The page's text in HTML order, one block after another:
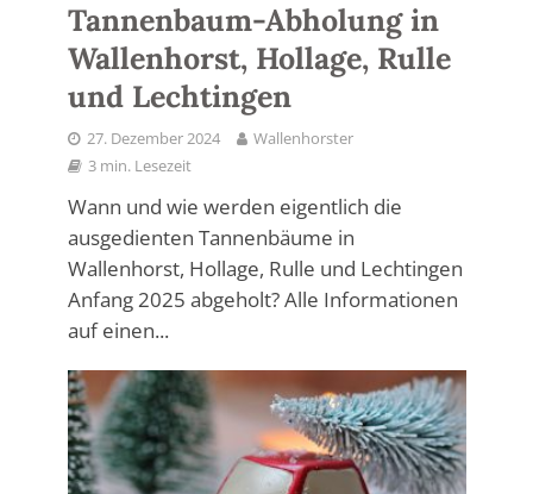
Tannenbaum-Abholung in
Wallenhorst, Hollage, Rulle
und Lechtingen
27. Dezember 2024
Wallenhorster
3 min. Lesezeit
Wann und wie werden eigentlich die
ausgedienten Tannenbäume in
Wallenhorst, Hollage, Rulle und Lechtingen
Anfang 2025 abgeholt? Alle Informationen
auf einen...